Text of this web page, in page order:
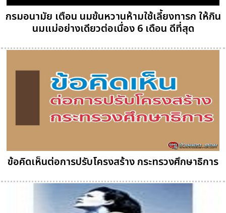
กรมอนามัย เตือน นมข้นหวานห้ามใช้เลี้ยงทารก ให้กิน
นมแม่อย่างเดียวต่อเนื่อง 6 เดือน ดีที่สุด
ข้อคิดเห็นต่อการปรับโครงสร้าง กระทรวงศึกษาธิการ